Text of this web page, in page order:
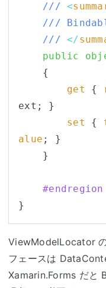
/// <
///
/// </
public
get {
ext; }
set {
alue ; }
    #endregion
ViewModelLocator
フェースは
Xamarin.Forms だと